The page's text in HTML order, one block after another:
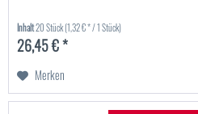
Inhalt20 Stück(1,32 € * / 1 Stück)
26,45 € *
Merken